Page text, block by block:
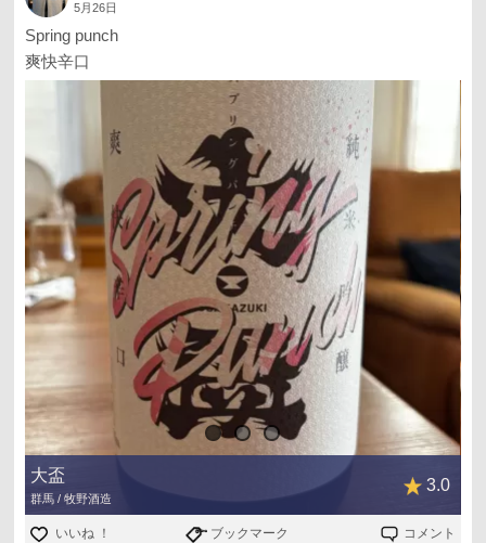
5月26日
Spring punch
爽快辛口
大盃
群馬 / 牧野酒造
3.0
いいね ！ ブックマーク コメント